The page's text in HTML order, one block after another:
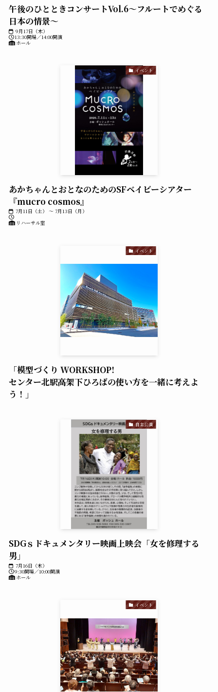
午後のひとときコンサートVol.6～フルートでめぐる
日本の情景～
9月17日（木）
13:30開場／14:00開演
ホール
イベント
あかちゃんとおとなのためのSFベイビーシアター
『mucro cosmos』
7月11日（土） ～ 7月13日（月）
リハーサル室
イベント
「模型づくり WORKSHOP!
センター北駅高架下ひろばの使い方を一緒に考えよ
う！」
自主公演
SDGｓドキュメンタリー映画上映会「女を修理する
男」
7月16日（木）
9:30開場／10:00開演
ホール
イベント